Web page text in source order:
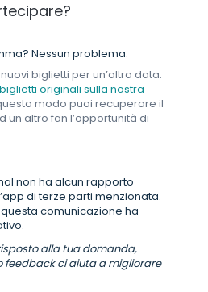
Nessun problema:
biglietti per un’altra data.
originali sulla nostra
modo puoi recuperare il
un altro fan l’opportunità di
non ha alcun rapporto
di terze parti menzionata.
comunicazione ha
alla tua domanda,
feedback ci aiuta a migliorare